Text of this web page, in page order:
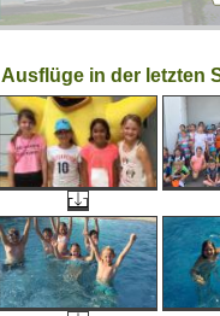
Ausflüge in der letzten